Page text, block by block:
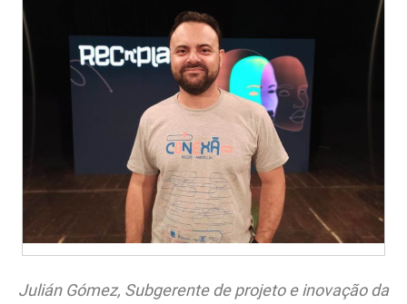
Julián Gómez, Subgerente de projeto e inovação da